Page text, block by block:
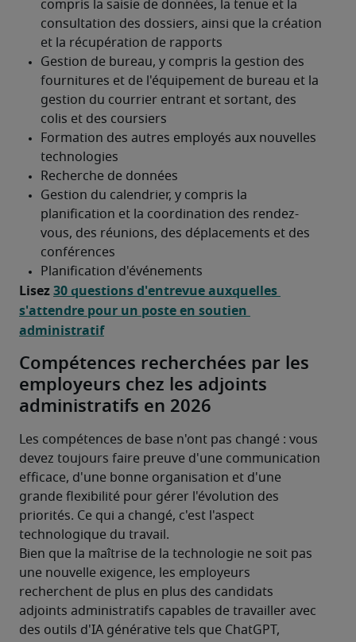
Lisez 30 questions d'entrevue auxquelles
s'attendre pour un poste en soutien
administratif
Compétences recherchées par les
employeurs chez les adjoints
administratifs en 2026
Les compétences de base n'ont pas changé : vous
devez toujours faire preuve d'une communication
efficace, d'une bonne organisation et d'une
grande flexibilité pour gérer l'évolution des
priorités. Ce qui a changé, c'est l'aspect
technologique du travail.
Bien que la maîtrise de la technologie ne soit pas
une nouvelle exigence, les employeurs
recherchent de plus en plus des candidats
adjoints administratifs capables de travailler avec
des outils d'IA générative tels que ChatGPT,